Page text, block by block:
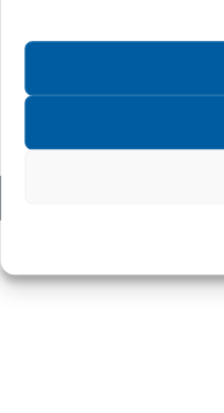
Impressum
Produktsicherheit